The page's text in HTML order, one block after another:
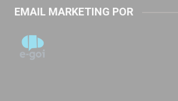
EMAIL MARKETING POR